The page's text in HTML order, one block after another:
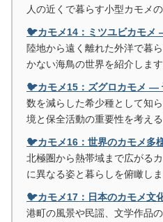
人の近くで暮らす小型カモメの
🐦カモメ14：ミツユビカモ
陸地から遠く離れた外洋で暮
かない海鳥の世界を紹介します
🐦カモメ15：ズグロカモメ
数を減らした希少種として知
境と保全活動の重要性を考える
🐦カモメ16：世界のカモメ
北極圏から熱帯域まで広がる
に異なる姿と暮らしを俯瞰しま
🐦カモメ17：日本のカモメ
港町の風景や民謡、文学作品